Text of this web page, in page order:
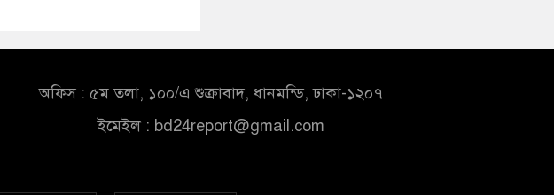
অফিস : ৫ম তলা, ১০০/এ শুক্রাবাদ, ধানমন্ডি, ঢাকা-১২০৭
ইমেইল : bd24report@gmail.com